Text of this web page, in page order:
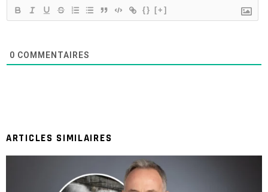
{} [+]
0 COMMENTAIRES
ARTICLES SIMILAIRES